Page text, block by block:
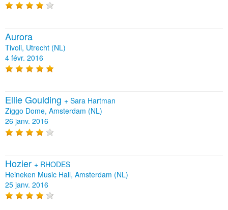
Aurora
Tivoli, Utrecht (NL)
4 févr. 2016
Ellie Goulding + Sara Hartman
Ziggo Dome, Amsterdam (NL)
26 janv. 2016
Hozier + RHODES
Heineken Music Hall, Amsterdam (NL)
25 janv. 2016